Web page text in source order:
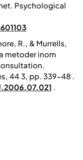
Psychological
R., & Murrells,
metoder inom
, 44 3, pp. 339-48 .
.